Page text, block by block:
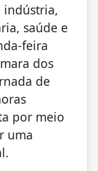
indústria,
saúde e
feira
dos
de
por meio
uma